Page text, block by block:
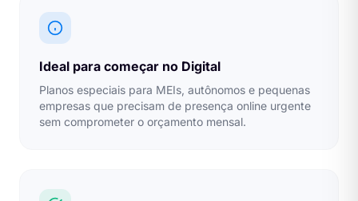
Ideal para começar no Digital
Planos especiais para MEIs, autônomos e pequenas
empresas que precisam de presença online urgente
sem comprometer o orçamento mensal.